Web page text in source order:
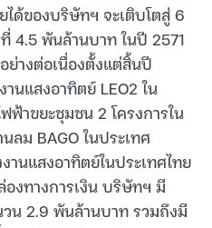
ด้ของบริษัทฯ จะเติบโตสู่ 6
4.5 พันล้านบาท ในปี 2571
ย่างต่อเนื่องตั้งแต่สิ้นปี
นแสงอาทิตย์ LEO2 ใน
าขยะชุมชน 2 โครงการใน
ลม BAGO ในประเทศ
นแสงอาทิตย์ในประเทศไทย
งทางการเงิน บริษัทฯ มี
น 2.9 พันล้านบาท รวมถึงมี